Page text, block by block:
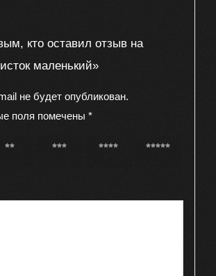
кто оставил отзыв на
маленький»
не будет опубликован.
поля помечены *
из 5
3 из 5
4 из 5
5 из 5